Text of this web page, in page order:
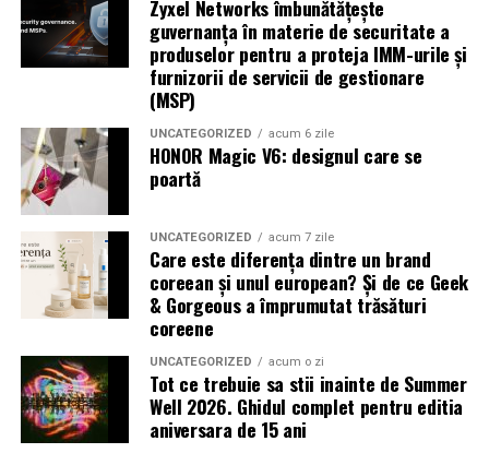
Mai multe detalii, imagini de la filmări, fragmente din
film, declarații din partea actorilor și informații despre
concursuri sunt disponibile pe paginile social media ale
Facebook,Instagram,TikTok .
Adrian Pădurețu semnează imaginea filmului. De sunet
s-a ocupat Bogdan Ivanovici, de scenografie Anca
Miron, iar de costume Francisca Vass.
„În Pielea Mea”este un film produs de: CB MOTION
PICTURES.
Producător asociat: MAGNETIC MEDIA PRODUCTIONS
Producător: Claudiu Boboc
Producător executiv: Adela Mara
Manager producție: Iulia Cezara Roșu
Zyxel Networks îmbunătățește
guvernanța în materie de securitate a
produselor pentru a proteja IMM-urile și
furnizorii de servicii de gestionare
(MSP)
UNCATEGORIZED acum 6 zile
HONOR Magic V6: designul care se
poartă
UNCATEGORIZED acum 7 zile
Care este diferența dintre un brand
coreean și unul european? Și de ce Geek
& Gorgeous a împrumutat trăsături
coreene
UNCATEGORIZED acum o zi
Tot ce trebuie sa stii inainte de Summer
Well 2026. Ghidul complet pentru editia
aniversara de 15 ani